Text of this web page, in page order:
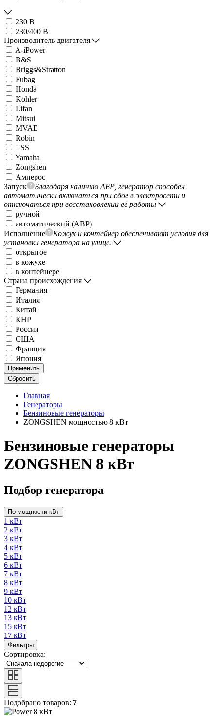
230 В
230/400 В
Производитель двигателя
A-iPower
B&S
Briggs&Stratton
Fubag
Honda
Kohler
Lifan
Mitsui
MVAE
Robin
TSS
Yamaha
Zongshen
Амперос
Запуск
Благодаря наличию АВР, генератор способен
автоматически включаться при сбое в электросети и
отключаться при восстановлении её работы
ручной
автоматический (АВР)
Исполнение
Кожух и контейнер обеспечивают условия для
установки генератора на улице.
открытое
в кожухе
в контейнере
Страна происхождения
Германия
Италия
Китай
КНР
Россия
США
Франция
Япония
Применить
Сбросить
Главная
Генераторы
Бензиновые генераторы
ZONGSHEN мощностью 8 кВт
Бензиновые генераторы
ZONGSHEN 8 кВт
Подбор генератора
По мощности кВт
1 кВт
2 кВт
3 кВт
4 кВт
5 кВт
6 кВт
7 кВт
8 кВт
9 кВт
10 кВт
12 кВт
13 кВт
15 кВт
17 кВт
Фильтры
Сортировка:
Подобрано товаров: 7
8 кВт